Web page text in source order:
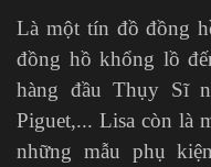
Là một tín đồ đồng
đồng hồ khổng lồ
hàng đầu Thụy Sĩ
Piguet,... Lisa còn là
những mẫu phụ